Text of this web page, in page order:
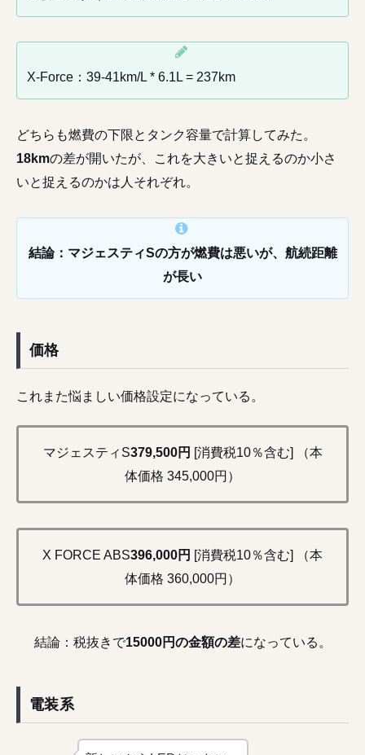
X-Force：39-41km/L * 6.1L = 237km
どちらも燃費の下限とタンク容量で計算してみた。
18kmの差が開いたが、これを大きいと捉えるのか小さ
いと捉えるのかは人それぞれ。
結論：マジェスティSの方が燃費は悪いが、航続距離
が長い
価格
これまた悩ましい価格設定になっている。
マジェスティS379,500円 [消費税10％含む] （本
体価格 345,000円）
X FORCE ABS396,000円 [消費税10％含む] （本
体価格 360,000円）
結論：税抜きで15000円の金額の差になっている。
電装系